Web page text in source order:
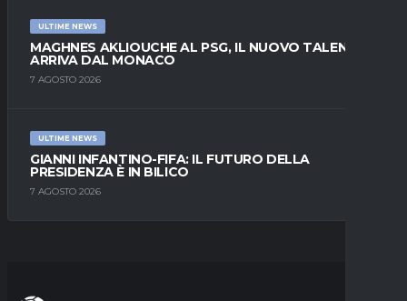
ULTIME NEWS
MAGHNES AKLIOUCHE AL PSG, IL NUOVO TALENTO
ARRIVA DAL MONACO
7 AGOSTO 2026
ULTIME NEWS
GIANNI INFANTINO-FIFA: IL FUTURO DELLA
PRESIDENZA È IN BILICO
7 AGOSTO 2026